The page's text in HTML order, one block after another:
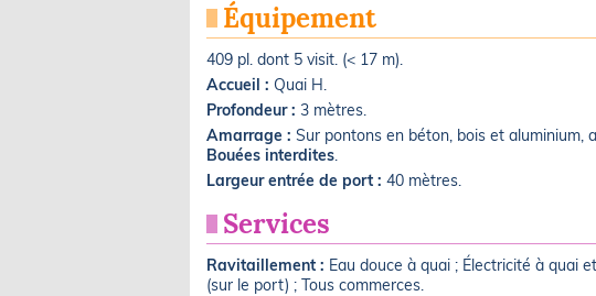
Équipement
409 pl. dont 5 visit. (< 17 m).
Accueil : Quai H.
Profondeur : 3 mètres.
Amarrage : Sur pontons en béton, bois et aluminium,
Bouées interdites.
Largeur entrée de port : 40 mètres.
Services
Ravitaillement : Eau douce à quai ; Électricité à quai
(sur le port) ; Tous commerces.